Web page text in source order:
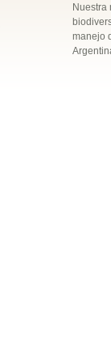
Nuestra
manejo